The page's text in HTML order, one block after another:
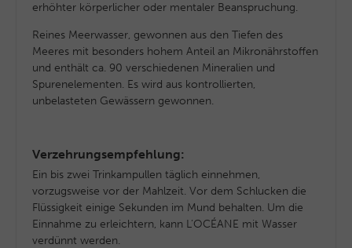
erhöhter körperlicher oder mentaler Beanspruchung.
Reines Meerwasser, gewonnen aus den Tiefen des
Meeres mit besonders hohem Anteil an Mikronährstoffen
und enthält ca. 90 verschiedenen Mineralien und
Spurenelementen. Es wird aus kontrollierten,
unbelasteten Gewässern gewonnen.
Verzehrungsempfehlung:
Ein bis zwei Trinkampullen täglich einnehmen,
vorzugsweise vor der Mahlzeit. Vor dem Schlucken die
Flüssigkeit einige Sekunden im Mund behalten. Um die
Einnahme zu erleichtern, kann L’OCÉANE mit Wasser
verdünnt werden.